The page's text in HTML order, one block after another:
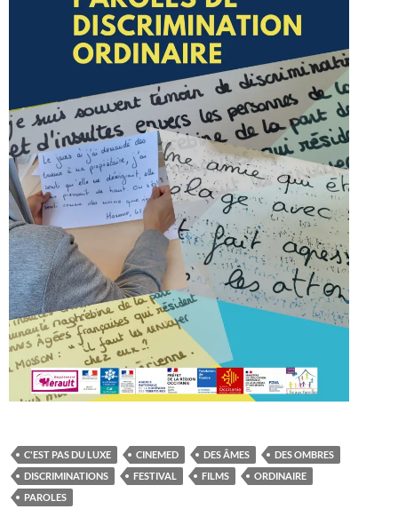
C'EST PAS DU LUXE CINEMED DES ÂMES
DES OMBRES
DISCRIMINATIONS
FESTIVAL FILMS
ORDINAIRE
PAROLES